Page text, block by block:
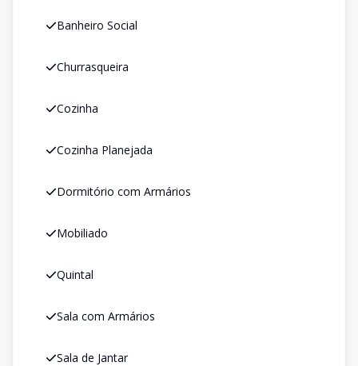
Banheiro Social
Churrasqueira
Cozinha
Cozinha Planejada
Dormitório com Armários
Mobiliado
Quintal
Sala com Armários
Sala de Jantar